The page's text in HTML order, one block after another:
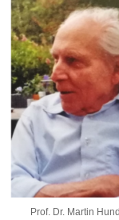
Prof. Dr. Martin